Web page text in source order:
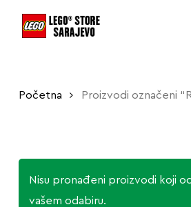
Početna Proizvodi označeni
Nisu pronađeni proizvodi koji
vašem odabiru.